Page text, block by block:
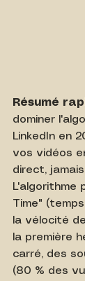
Résumé
dominer
LinkedIn en
vos vidéos
direct,
L'algorithme
Time"
la vélocité
la première
carré, des
(80 % des